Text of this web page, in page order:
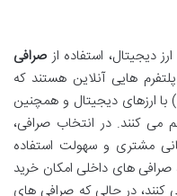
دیجیتال، استفاده از صرافی
هایی آنلاین هستند که
با ارزهای دیجیتال و همچنین
می کنند. در انتخاب صرافی،
مشتری و سهولت استفاده
صرافی های داخلی امکان خرید
کنند، در حالی که صرافی های